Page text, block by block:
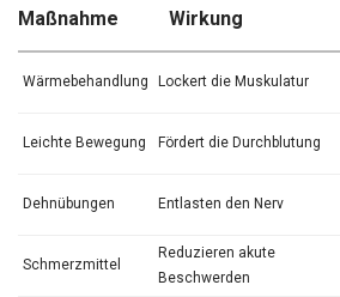
Maßnahme Wirkung
Wärmebehandlung Lockert die Muskulatur
Leichte Bewegung Fördert die Durchblutung
Dehnübungen Entlasten den Nerv
Schmerzmittel
Reduzieren akute
Beschwerden